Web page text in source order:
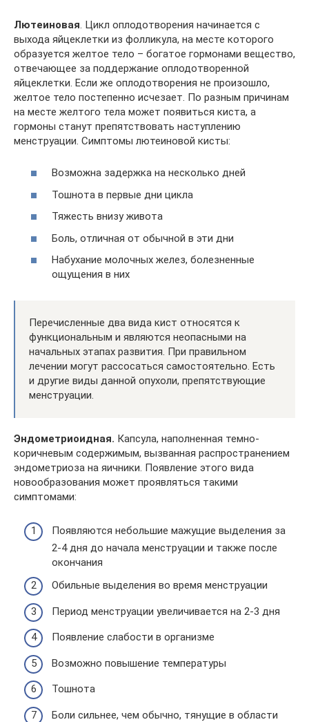
Лютеиновая . Цикл оплодотворения начинается с
выхода яйцеклетки из фолликула, на месте которого
образуется желтое тело – богатое гормонами вещество,
отвечающее за поддержание оплодотворенной
яйцеклетки. Если же оплодотворения не произошло,
желтое тело постепенно исчезает. По разным причинам
на месте желтого тела может появиться киста, а
гормоны станут препятствовать наступлению
менструации. Симптомы лютеиновой кисты:
Возможна задержка на несколько дней
Тошнота в первые дни цикла
Тяжесть внизу живота
Боль, отличная от обычной в эти дни
Набухание молочных желез, болезненные
ощущения в них
Перечисленные два вида кист относятся к
функциональным и являются неопасными на
начальных этапах развития. При правильном
лечении могут рассосаться самостоятельно. Есть
и другие виды данной опухоли, препятствующие
менструации.
Эндометриоидная. Капсула, наполненная темно-
коричневым содержимым, вызванная распространением
эндометриоза на яичники. Появление этого вида
новообразования может проявляться такими
симптомами:
Появляются небольшие мажущие выделения за
2-4 дня до начала менструации и также после
окончания
Обильные выделения во время менструации
Период менструации увеличивается на 2-3 дня
Появление слабости в организме
Возможно повышение температуры
Тошнота
Боли сильнее, чем обычно, тянущие в области